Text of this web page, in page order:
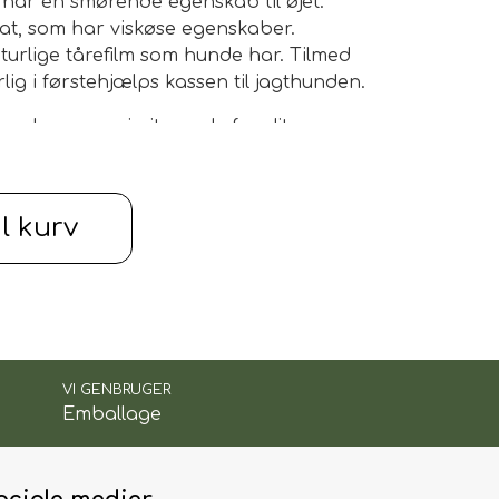
som har viskøse egenskaber.
tårefilm som hunde har. Tilmed
i førstehjælps kassen til jagthunden.
kan være irriterende for dit
den nem og brugervenlig. Dertil er
på grund af flasken
sterilt i tre måneder efter
kurv
VI GENBRUGER
Emballage